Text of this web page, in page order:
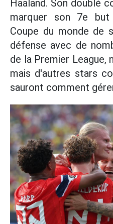
Haaland. Son doublé
marquer son 7e
Coupe du monde de
défense avec de
de la Premier League,
mais d'autres stars
sauront comment